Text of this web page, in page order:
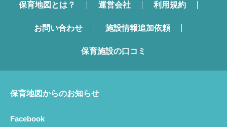
保育地図とは？ 運営会社 利用規約
お問い合わせ 施設情報追加依頼
保育施設の口コミ
保育地図からのお知らせ
Facebook